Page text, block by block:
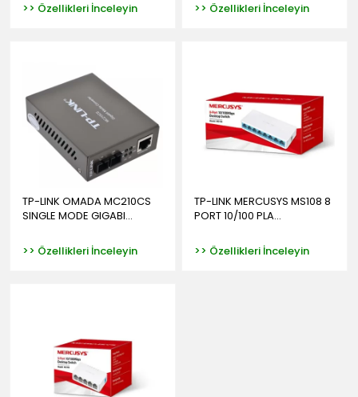
>> Özellikleri İnceleyin >> Özellikleri İnceleyin
TP-LINK OMADA MC210CS
SINGLE MODE GIGABI...
>> Özellikleri İnceleyin
TP-LINK MERCUSYS MS108 8
PORT 10/100 PLA...
>> Özellikleri İnceleyin